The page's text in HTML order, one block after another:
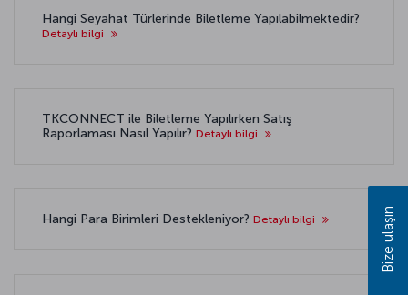
Hangi Seyahat Türlerinde Biletleme Yapılabilmektedir?
Detaylı bilgi
TKCONNECT ile Biletleme Yapılırken Satış
Raporlaması Nasıl Yapılır? Detaylı bilgi
Hangi Para Birimleri Destekleniyor? Detaylı bilgi Bize ulaşın